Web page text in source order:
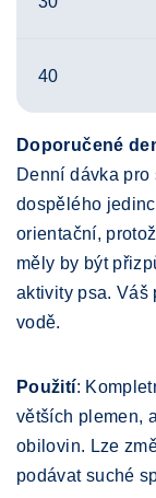
40
Doporučené
Denní dávka pro
dospělého
orientační,
měly by být
aktivity psa. Váš
vodě.
Použití:
větších plemen,
obilovin. Lze
podávat suché